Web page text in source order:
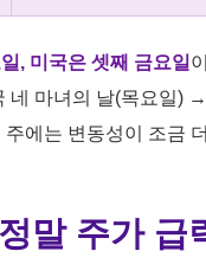
, 미국은 셋째 금요일
네 마녀의 날(목요일
에는 변동성이 조금
말 주가 급